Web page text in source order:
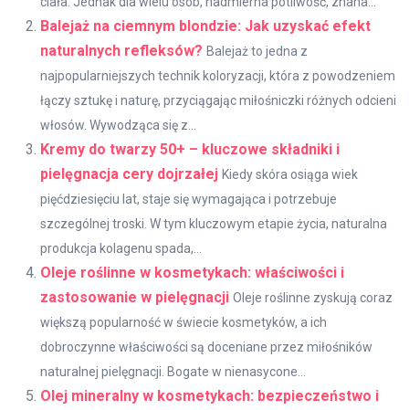
Balejaż na ciemnym blondzie: Jak uzyskać efekt
naturalnych refleksów? Balejaż to jedna z
najpopularniejszych technik koloryzacji, która z powodzeniem
łączy sztukę i naturę, przyciągając miłośniczki różnych odcieni
włosów. Wywodząca się z...
Kremy do twarzy 50+ – kluczowe składniki i
pielęgnacja cery dojrzałej Kiedy skóra osiąga wiek
pięćdziesięciu lat, staje się wymagająca i potrzebuje
szczególnej troski. W tym kluczowym etapie życia, naturalna
produkcja kolagenu spada,...
Oleje roślinne w kosmetykach: właściwości i
zastosowanie w pielęgnacji Oleje roślinne zyskują coraz
większą popularność w świecie kosmetyków, a ich
dobroczynne właściwości są doceniane przez miłośników
naturalnej pielęgnacji. Bogate w nienasycone...
Olej mineralny w kosmetykach: bezpieczeństwo i